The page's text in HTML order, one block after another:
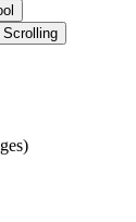
Scrolling